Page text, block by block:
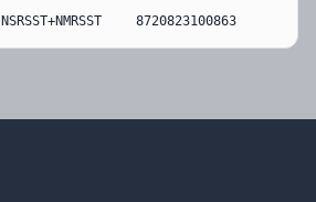
NSRSST+NMRSST 8720823100863